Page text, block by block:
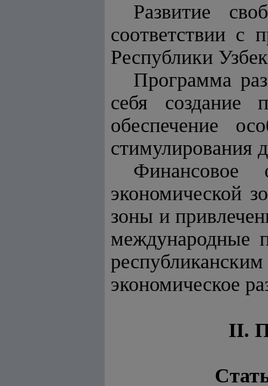
Развитие
соответствии с
Республики
Программа
себя создание
обеспечение
стимулирования
Финансовое
экономической
зоны и
международные
экономическое
II.